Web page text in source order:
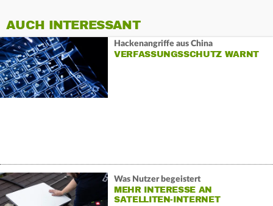
AUCH INTERESSANT
Hackenangriffe aus China
VERFASSUNGSSCHUTZ WARNT
Was Nutzer begeistert
MEHR INTERESSE AN
SATELLITEN-INTERNET